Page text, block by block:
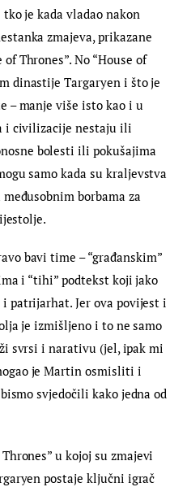
je kada vladao nakon
zmajeva, prikazane
Thrones”. No “House of
dinastije Targaryen i što je
– manje više isto kao i u
i civilizacije nestaju ili
bolesti ili pokušajima
samo kada su kraljevstva
borbama za
bavi time – “građanskim”
i “tihi” podtekst koji jako
patrijarhat. Jer ova povijest i
je izmišljeno i to ne samo
svrsi i narativu (jel, ipak mi
je Martin osmisliti i
svjedočili kako jedna od
u kojoj su zmajevi
postaje ključni igrač